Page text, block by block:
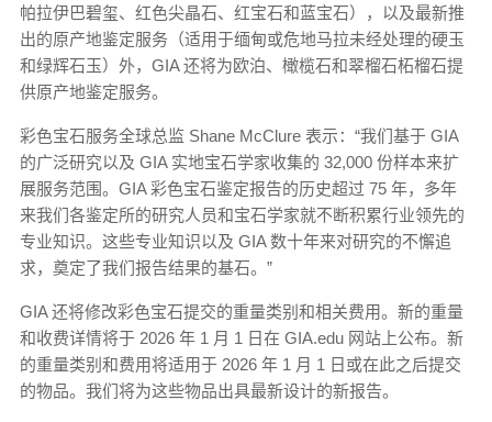
帕拉伊巴碧玺、红色尖晶石、红宝石和蓝宝石），以及最新推
出的原产地鉴定服务（适用于缅甸或危地马拉未经处理的硬玉
和绿辉石玉）外，GIA 还将为欧泊、橄榄石和翠榴石柘榴石提
供原产地鉴定服务。
彩色宝石服务全球总监 Shane McClure 表示：“我们基于 GIA
的广泛研究以及 GIA 实地宝石学家收集的 32,000 份样本来扩
展服务范围。GIA 彩色宝石鉴定报告的历史超过 75 年，多年
来我们各鉴定所的研究人员和宝石学家就不断积累行业领先的
专业知识。这些专业知识以及 GIA 数十年来对研究的不懈追
求，奠定了我们报告结果的基石。”
GIA 还将修改彩色宝石提交的重量类别和相关费用。新的重量
和收费详情将于 2026 年 1 月 1 日在 GIA.edu 网站上公布。新
的重量类别和费用将适用于 2026 年 1 月 1 日或在此之后提交
的物品。我们将为这些物品出具最新设计的新报告。